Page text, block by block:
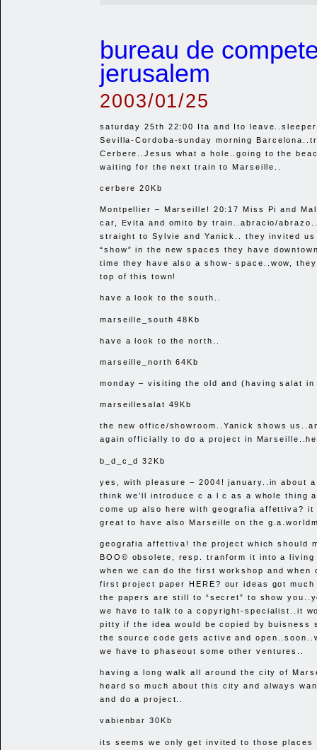
bureau de
jerusalem
2003/01/25
saturday 25th 22:00 Ita and Ito
Sevilla-Cordoba-sunday morning
Cerbere..Jesus what a hole..going to the
waiting for the next train to Marseille..
cerbere 20Kb
Montpellier – Marseille! 20:17 Miss Pi and
car, Evita and omito by train..abracio/
straight to Sylvie and Yanick.. they invited
“show” in the new spaces they have
time they have also a show- space..wow,
top of this town!
have a look to the south..
marseille_south 48Kb
have a look to the north..
marseille_north 64Kb
monday – visiting the old and (having salat in
marseillesalat 49Kb
the new office/showroom..Yanick shows
again officially to do a project in
b_d_c_d 32Kb
yes, with pleasure – 2004! january..in about
think we’ll introduce c a l c as a whole thing
come up also here with geografia affettiva? it
great to have also Marseille on the
geografia affettiva! the project which should
BOO © obsolete, resp. tranform it into a living
when we can do the first workshop and when
first project paper HERE? our ideas got
the papers are still to “secret” to show
we have to talk to a copyright-specialist..it
pitty if the idea would be copied by buisness
the source code gets active and
we have to phaseout some other ventures..
having a long walk all around the city of
heard so much about this city and always
and do a project..
vabienbar 30Kb
its seems we only get invited to those places